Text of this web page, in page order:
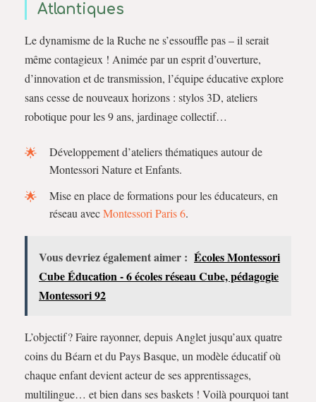
Atlantiques
Le dynamisme de la Ruche ne s’essouffle pas – il serait
même contagieux ! Animée par un esprit d’ouverture,
d’innovation et de transmission, l’équipe éducative explore
sans cesse de nouveaux horizons : stylos 3D, ateliers
robotique pour les 9 ans, jardinage collectif…
Développement d’ateliers thématiques autour de
Montessori Nature et Enfants.
Mise en place de formations pour les éducateurs, en
réseau avecMontessori Paris 6.
Vous devriez également aimer : Écoles Montessori
Cube Éducation - 6 écoles réseau Cube, pédagogie
Montessori 92
L’objectif ? Faire rayonner, depuis Anglet jusqu’aux quatre
coins du Béarn et du Pays Basque, un modèle éducatif où
chaque enfant devient acteur de ses apprentissages,
multilingue… et bien dans ses baskets ! Voilà pourquoi tant